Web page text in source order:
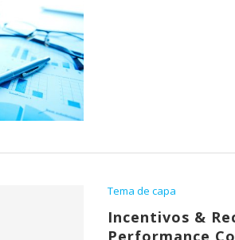
Tema de capa
Incentivos &
Performance